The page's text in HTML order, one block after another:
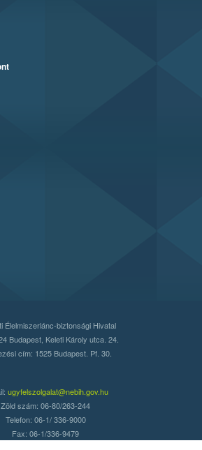
Élelmiszerlánc-biztonsági Hivatal
Budapest, Keleti Károly utca. 24.
cím: 1525 Budapest. Pf. 30.
ugyfelszolgalat@nebih.gov.hu
Zöld szám: 06-80/263-244
Telefon: 06-1/ 336-9000
Fax: 06-1/336-9479